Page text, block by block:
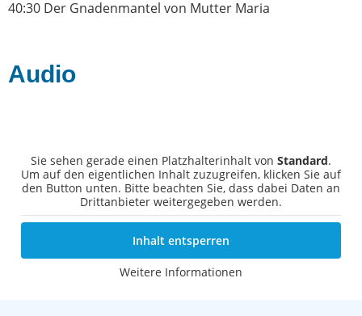
40:30 Der Gnadenmantel von Mutter Maria
Audio
Sie sehen gerade einen Platzhalterinhalt von Standard.
Um auf den eigentlichen Inhalt zuzugreifen, klicken Sie auf
den Button unten. Bitte beachten Sie, dass dabei Daten an
Drittanbieter weitergegeben werden.
Inhalt entsperren
Weitere Informationen